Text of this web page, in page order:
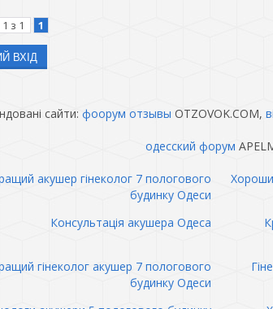
1 з 1
1
сайти: фоорум отзывы OTZOVOK.COM,
одесский форум
акушер гінеколог 7 пологового
будинку Одеси
Консультація акушера Одеса
гінеколог акушер 7 пологового
будинку Одеси